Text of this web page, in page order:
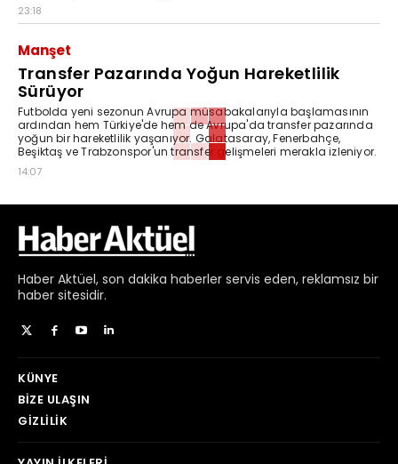
23:18
Manşet
Transfer Pazarında Yoğun Hareketlilik
Sürüyor
Futbolda yeni sezonun Avrupa müsabakalarıyla başlamasının
ardından hem Türkiye'de hem de Avrupa'da transfer pazarında
yoğun bir hareketlilik yaşanıyor. Galatasaray, Fenerbahçe,
Beşiktaş ve Trabzonspor'un transfer gelişmeleri merakla izleniyor.
14:07